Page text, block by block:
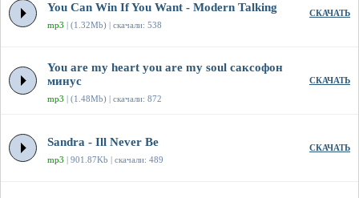
You Can Win If You Want - Modern Talking
mp3 | (1.32Mb) | скачали: 538
СКАЧАТЬ
You are my heart you are my soul саксофон
минус
mp3 | (1.48Mb) | скачали: 872
СКАЧАТЬ
Sandra - Ill Never Be
mp3 | 901.87Kb | скачали: 489
СКАЧАТЬ